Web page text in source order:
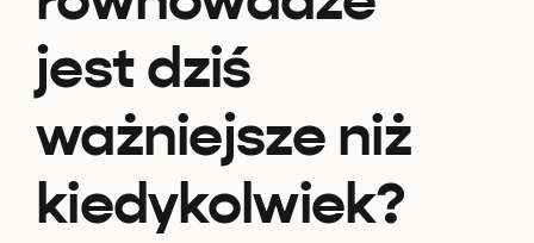
jest dziś
ważniejsze niż
kiedykolwiek?